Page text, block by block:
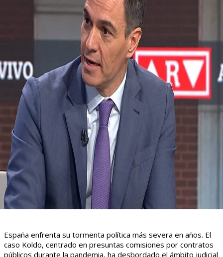
España enfrenta su tormenta política más severa en años. El
caso Koldo, centrado en presuntas comisiones por contratos
públicos durante la pandemia, ha desbordado el ámbito judicial